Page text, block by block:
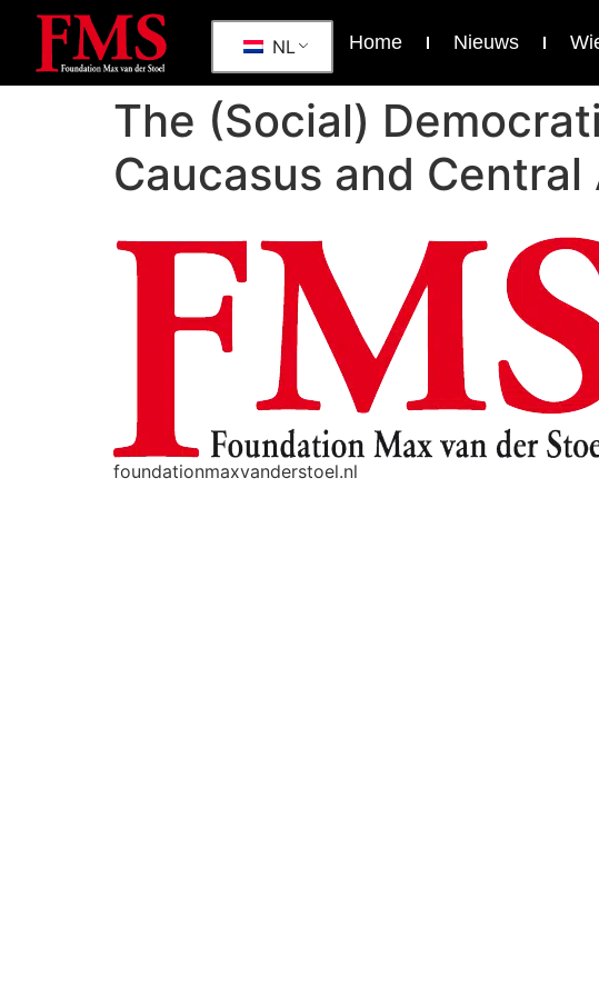
NL Home Nieuws
The (Social)
Caucasus and Central
foundationmaxvanderstoel.nl